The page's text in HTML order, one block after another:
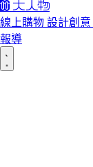
線上購物 設計創意
報導